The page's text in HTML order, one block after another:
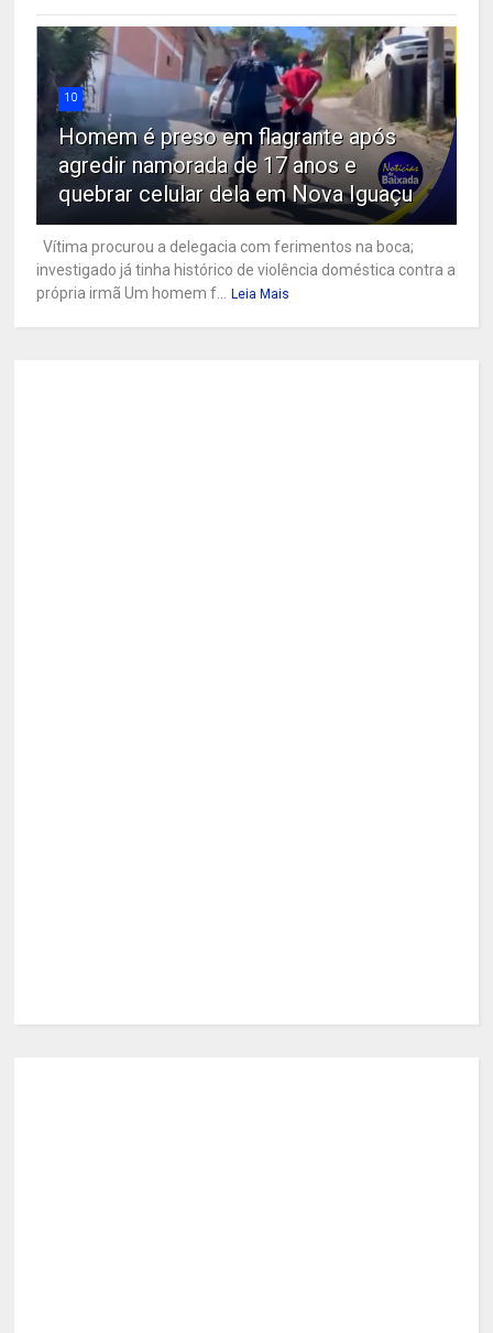
10
Homem é preso em flagrante após
agredir namorada de 17 anos e
quebrar celular dela em Nova Iguaçu
Vítima procurou a delegacia com ferimentos na boca;
investigado já tinha histórico de violência doméstica contra a
própria irmã Um homem f...
Leia Mais